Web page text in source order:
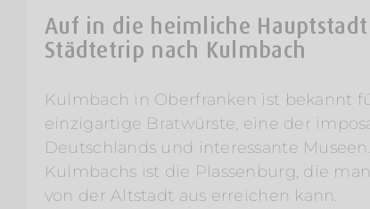
Auf in die heimliche Hauptstadt
Städtetrip nach Kulmbach
Kulmbach in Oberfranken ist bekannt
einzigartige Bratwürste, eine der
Deutschlands und interessante
Kulmbachs ist die Plassenburg, die
von der Altstadt aus erreichen kann.